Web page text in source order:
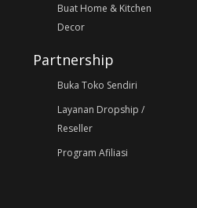
Buat Home & Kitchen
Decor
Partnership
Buka Toko Sendiri
Layanan Dropship /
Reseller
Program Afiliasi